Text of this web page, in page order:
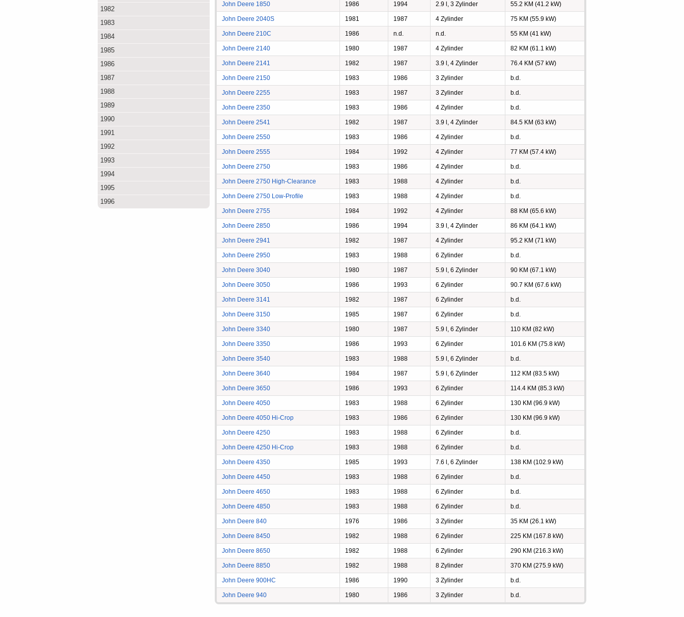
1982
1983
1984
1985
1986
1987
1988
1989
1990
1991
1992
1993
1994
1995
1996
John Deere 1850 1986 1994 2.9 l, 3 Zylinder 55.2 KM (41.2 kW)
John Deere 2040S 1981 1987 4 Zylinder 75 KM (55.9 kW)
John Deere 210C 1986 n.d. n.d. 55 KM (41 kW)
John Deere 2140 1980 1987 4 Zylinder 82 KM (61.1 kW)
John Deere 2141 1982 1987 3.9 l, 4 Zylinder 76.4 KM (57 kW)
John Deere 2150 1983 1986 3 Zylinder b.d.
John Deere 2255 1983 1987 3 Zylinder b.d.
John Deere 2350 1983 1986 4 Zylinder b.d.
John Deere 2541 1982 1987 3.9 l, 4 Zylinder 84.5 KM (63 kW)
John Deere 2550 1983 1986 4 Zylinder b.d.
John Deere 2555 1984 1992 4 Zylinder 77 KM (57.4 kW)
John Deere 2750 1983 1986 4 Zylinder b.d.
John Deere 2750 High-Clearance 1983 1988 4 Zylinder b.d.
John Deere 2750 Low-Profile 1983 1988 4 Zylinder b.d.
John Deere 2755 1984 1992 4 Zylinder 88 KM (65.6 kW)
John Deere 2850 1986 1994 3.9 l, 4 Zylinder 86 KM (64.1 kW)
John Deere 2941 1982 1987 4 Zylinder 95.2 KM (71 kW)
John Deere 2950 1983 1988 6 Zylinder b.d.
John Deere 3040 1980 1987 5.9 l, 6 Zylinder 90 KM (67.1 kW)
John Deere 3050 1986 1993 6 Zylinder 90.7 KM (67.6 kW)
John Deere 3141 1982 1987 6 Zylinder b.d.
John Deere 3150 1985 1987 6 Zylinder b.d.
John Deere 3340 1980 1987 5.9 l, 6 Zylinder 110 KM (82 kW)
John Deere 3350 1986 1993 6 Zylinder 101.6 KM (75.8 kW)
John Deere 3540 1983 1988 5.9 l, 6 Zylinder b.d.
John Deere 3640 1984 1987 5.9 l, 6 Zylinder 112 KM (83.5 kW)
John Deere 3650 1986 1993 6 Zylinder 114.4 KM (85.3 kW)
John Deere 4050 1983 1988 6 Zylinder 130 KM (96.9 kW)
John Deere 4050 Hi-Crop 1983 1986 6 Zylinder 130 KM (96.9 kW)
John Deere 4250 1983 1988 6 Zylinder b.d.
John Deere 4250 Hi-Crop 1983 1988 6 Zylinder b.d.
John Deere 4350 1985 1993 7.6 l, 6 Zylinder 138 KM (102.9 kW)
John Deere 4450 1983 1988 6 Zylinder b.d.
John Deere 4650 1983 1988 6 Zylinder b.d.
John Deere 4850 1983 1988 6 Zylinder b.d.
John Deere 840 1976 1986 3 Zylinder 35 KM (26.1 kW)
John Deere 8450 1982 1988 6 Zylinder 225 KM (167.8 kW)
John Deere 8650 1982 1988 6 Zylinder 290 KM (216.3 kW)
John Deere 8850 1982 1988 8 Zylinder 370 KM (275.9 kW)
John Deere 900HC 1986 1990 3 Zylinder b.d.
John Deere 940 1980 1986 3 Zylinder b.d.